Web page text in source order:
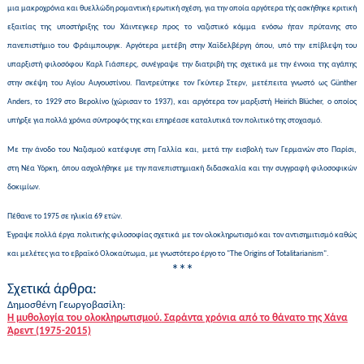
μια μακροχρόνια και θυελλώδη ρομαντική ερωτική σχέση, για την οποία αργότερα τής ασκήθηκε κριτική
εξαιτίας της υποστήριξης του Χάιντεγκερ προς το ναζιστικό κόμμα ενόσω ήταν πρύτανης στο
πανεπιστήμιο του Φράιμπουργκ. Αργότερα μετέβη στην Χαϊδελβέργη όπου, υπό την επίβλεψη του
υπαρξιστή φιλοσόφου Καρλ Γιάσπερς, συνέγραψε την διατριβή της σχετικά με την έννοια της αγάπης
στην σκέψη του Αγίου Αυγουστίνου. Παντρεύτηκε τον Γκύντερ Στερν, μετέπειτα γνωστό ως Günther
Anders, το 1929 στο Βερολίνο (χώρισαν το 1937), και αργότερα τον μαρξιστή Heirich Blücher, ο οποίος
υπήρξε για πολλά χρόνια σύντροφός της και επηρέασε καταλυτικά τον πολιτικό της στοχασμό.
Με την άνοδο του Ναζισμού κατέφυγε στη Γαλλία και, μετά την εισβολή των Γερμανών στο Παρίσι,
στη Νέα Υόρκη, όπου ασχολήθηκε με την πανεπιστημιακή διδασκαλία και την συγγραφή φιλοσοφικών
δοκιμίων.
Πέθανε το 1975 σε ηλικία 69 ετών.
Έγραψε πολλά έργα πολιτικής φιλοσοφίας σχετικά με τον ολοκληρωτισμό και τον αντισημιτισμό καθώς
και μελέτες για το εβραϊκό Ολοκαύτωμα, με γνωστότερο έργο το "The Origins of Totalitarianism".
***
Σχετικά άρθρα:
Δημοσθένη Γεωργοβασίλη:
Η μυθολογία του ολοκληρωτισμού.Σαράντα χρόνια από το θάνατο της Χάνα
Άρεντ (1975-2015)